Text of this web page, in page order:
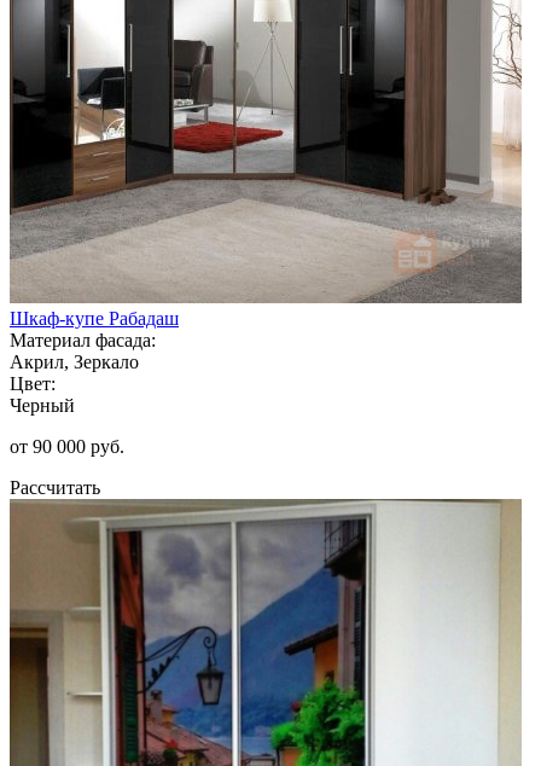
Шкаф-купе Рабадаш
Материал фасада:
Акрил, Зеркало
Цвет:
Черный
от 90 000 руб.
Рассчитать